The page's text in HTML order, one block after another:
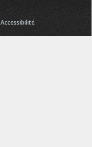
Accessibilité